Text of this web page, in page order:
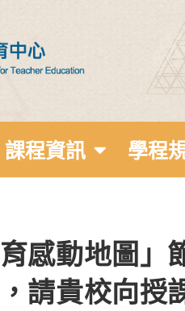
課程資訊 學程
感動地圖」
請貴校向授